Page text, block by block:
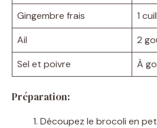
Gingembre frais
1
Ail
2
Sel et poivre
À
Préparation:
Découpez le brocoli en